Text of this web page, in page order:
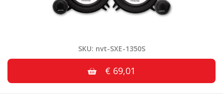
SKU: nvt-SXE-1350S
€ 69,01